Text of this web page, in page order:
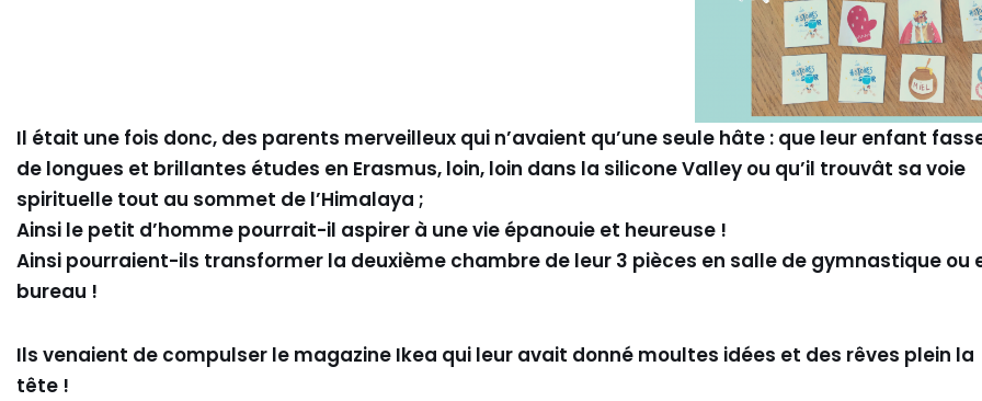
Il était une fois donc, des parents merveilleux qui n’avaient qu’une seule hâte : que leur enfant
de longues et brillantes études en Erasmus, loin, loin dans la silicone Valley ou qu’il trouvât sa voie
spirituelle tout au sommet de l’Himalaya ;
Ainsi le petit d’homme pourrait-il aspirer à une vie épanouie et heureuse !
Ainsi pourraient-ils transformer la deuxième chambre de leur 3 pièces en salle de gymnastique ou
bureau !
Ils venaient de compulser le magazine Ikea qui leur avait donné moultes idées et des rêves plein la
tête !